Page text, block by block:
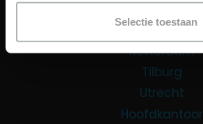
Selectie toestaan
Maastricht
Nijmegen
Rotterdam
Tilburg
Utrecht
Hoofdkantoor